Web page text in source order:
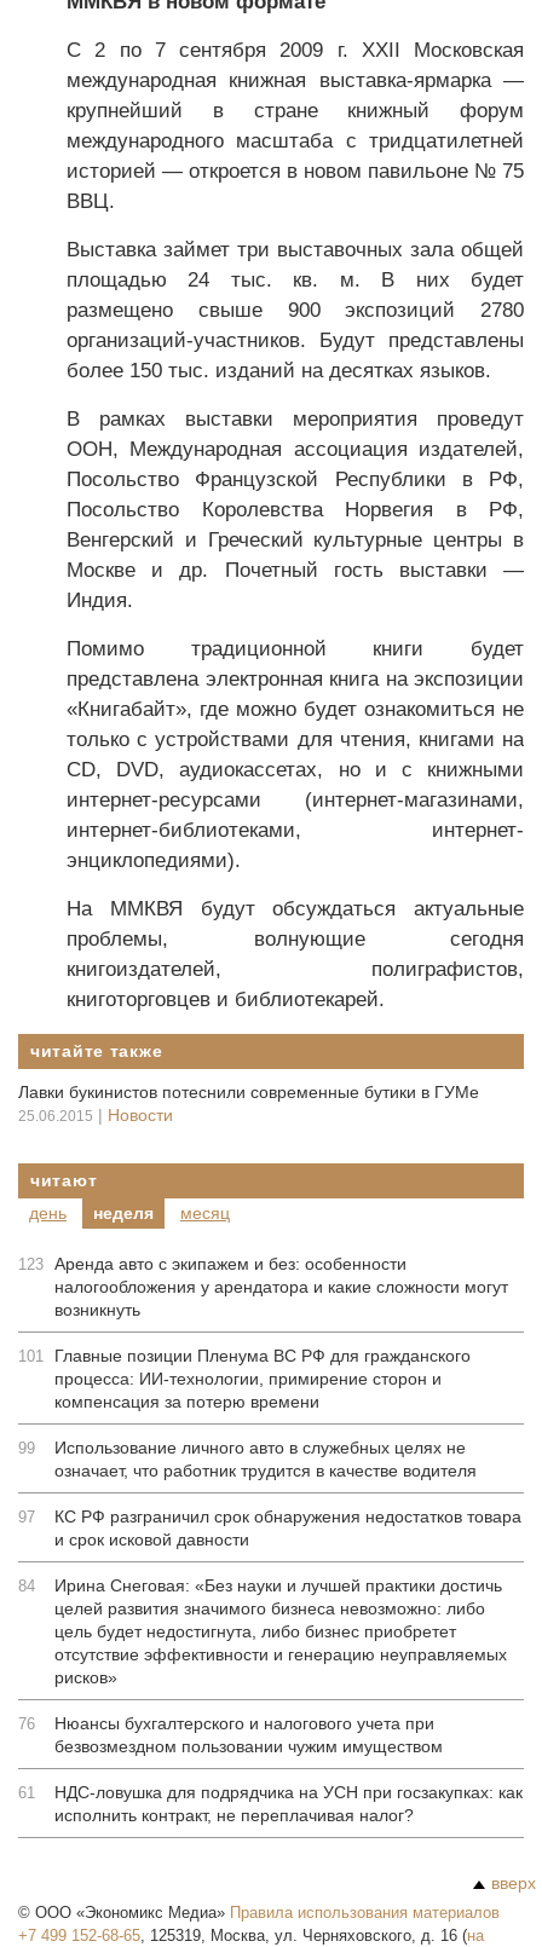
С 2 по 7 сентября 2009 г. XXII Московская
международная книжная выставка-ярмарка —
крупнейший в стране книжный форум
международного масштаба с тридцатилетней
историей — откроется в новом павильоне № 75
ВВЦ.
Выставка займет три выставочных зала общей
площадью 24 тыс. кв. м. В них будет
размещено свыше 900 экспозиций 2780
организаций-­участников. Будут представлены
более 150 тыс. изданий на десятках языков.
В рамках выставки мероприятия проведут
ООН, Международная ассоциация издателей,
Посольство Французской Республики в РФ,
Посольство Королевства Норвегия в РФ,
Венгерский и Греческий культурные центры в
Москве и др. Почетный гость выставки —
Индия.
Помимо традиционной книги будет
представлена электронная книга на экспозиции
«Книгабайт», где можно будет ознакомиться не
только с устройствами для чтения, книгами на
CD, DVD, аудиокассетах, но и с книжными
интернет-ресурсами (интернет-магазинами,
интернет-библиотеками, интернет-
энциклопедиями).
На ММКВЯ будут обсуждаться актуальные
проблемы, волнующие сегодня
книгоиздателей, полиграфистов,
книготорговцев и библиотекарей.
читайте также
Лавки букинистов потеснили современные бутики в ГУМе
25.06.2015 | Новости
читают
день
неделя месяц
123 Аренда авто с экипажем и без: особенности
налогообложения у арендатора и какие сложности могут
возникнуть
101
Главные позиции Пленума ВС РФ для гражданского
процесса: ИИ-технологии, примирение сторон и
компенсация за потерю времени
99
Использование личного авто в служебных целях не
означает, что работник трудится в качестве водителя
97
КС РФ разграничил срок обнаружения недостатков товара
и срок исковой давности
84
Ирина Снеговая: «Без науки и лучшей практики достичь
целей развития значимого бизнеса невозможно: либо
цель будет недостигнута, либо бизнес приобретет
отсутствие эффективности и генерацию неуправляемых
рисков»
76
Нюансы бухгалтерского и налогового учета при
безвозмездном пользовании чужим имуществом
61
НДС-ловушка для подрядчика на УСН при госзакупках: как
исполнить контракт, не переплачивая налог?
вверх
© ООО «Экономикс Медиа» Правила использования материалов
+7 499 152-68-65, 125319, Москва, ул. Черняховского, д. 16 (на